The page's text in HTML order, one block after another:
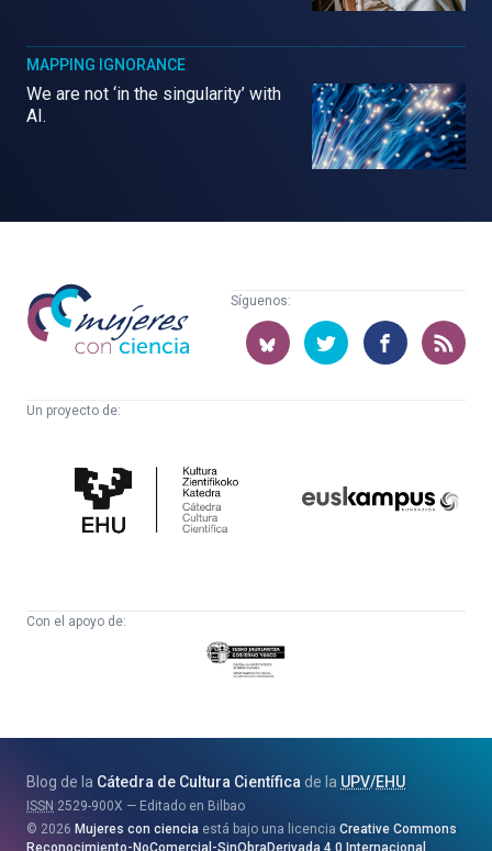
MAPPING IGNORANCE
We are not ‘in the singularity’ with
AI.
Mujeres
con
ciencia
Síguenos:
Un proyecto de:
Cultura
Científica
Con el apoyo de:
Eusko
Jaurlaritza
eta
Berrikuntza
Saila
Blog de la Cátedra de Cultura Científica de la UPV/EHU
ISSN 2529-900X
Editado en Bilbao
2026 Mujeres con ciencia está bajo una licencia Creative Commons
Reconocimiento-NoComercial-SinObraDerivada 4.0 Internacional